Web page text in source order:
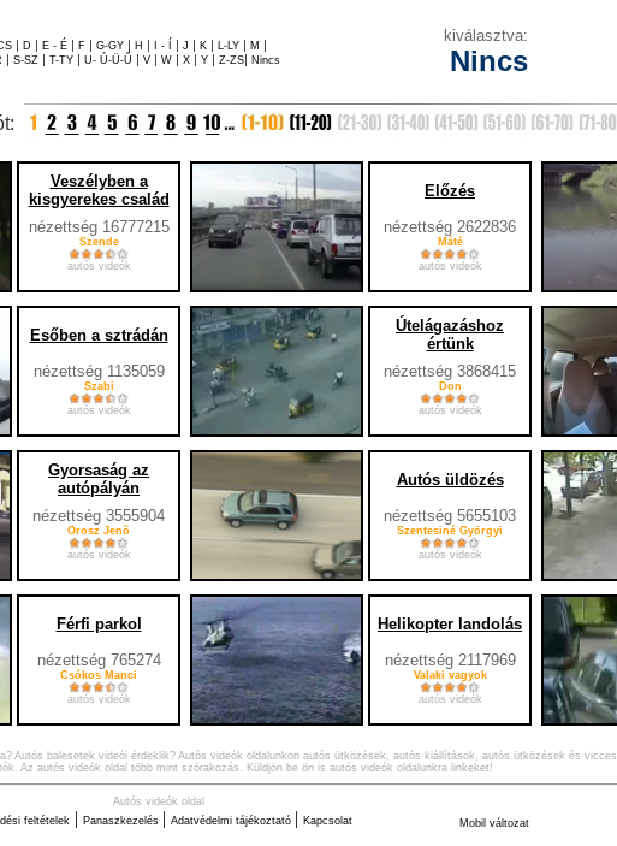
megadott email címet a szolgáltatás többi felhasználója számára nem
nélkül. Tehát pl. spamet nem küldünk, illetve másik felhasználó nem juthat
Fontos ugyanakkor, hogy az rendszert működtető LAFOX Kft-től időszakonként
A DECIKI oldal használata közben a hatályos jogszabályok által megengedett
törlésével csak a belépési lehetőséget szünteti meg az egyes szolgáltatásokba,
feltöltött tartalmai megmaradnak.
| D | E - É | F | G-GY | H | I - Í | J | K | L-LY | M |
| S-SZ | T-TY | U- Ú-Ü-Ű | V | W | X | Y | Z-ZS| Nincs
kiválasztva:
Nincs
Veszélyben a
kisgyerekes család
nézettség 16777215
Szende
autós videók
Előzés
nézettség 2622836
Máté
autós videók
Esőben a sztrádán
nézettség 1135059
Szabi
autós videók
Útelágazáshoz
értünk
nézettség 3868415
Don
autós videók
Gyorsaság az
autópályán
nézettség 3555904
Orosz Jenõ
autós videók
Autós üldözés
nézettség 5655103
Szentesiné Györgyi
autós videók
Férfi parkol
nézettség 765274
Csókos Manci
autós videók
Helikopter landolás
nézettség 2117969
Valaki vagyok
autós videók
Autós balesetek videói érdeklik? Autós videók oldalunkon autós ütközések, autós kiállítások, autós ütközések és vicces
Az autós videók oldal több mint szórakozás. Küldjön be ön is autós videók oldalunkra linkeket!
Autós videók oldal
feltételek | Panaszkezelés | Adatvédelmi tájékoztató | Kapcsolat Mobil változat